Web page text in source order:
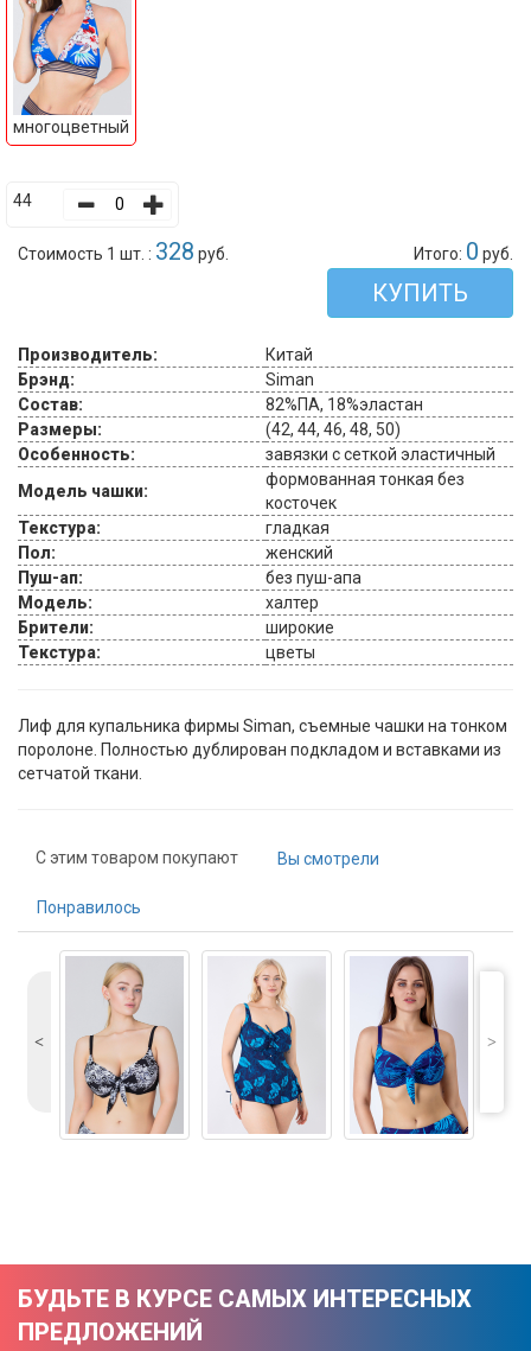
многоцветный
44
Стоимость 1 шт. : 328 руб. Итого: 0 руб.
КУПИТЬ
Производитель:
Китай
Брэнд:
Siman
Состав:
82%ПА, 18%эластан
Размеры:
(42, 44, 46, 48, 50)
Особенность:
завязки с сеткой эластичный
Модель чашки:
формованная тонкая без
косточек
Текстура:
гладкая
Пол:
женский
Пуш-ап:
без пуш-апа
Модель:
халтер
Брители:
широкие
Текстура:
цветы
Лиф для купальника фирмы Siman, съемные чашки на тонком
поролоне. Полностью дублирован подкладом и вставками из
сетчатой ткани.
С этим товаром покупают Вы смотрели
Понравилось
˂ ˃
БУДЬТЕ В КУРСЕ САМЫХ ИНТЕРЕСНЫХ
ПРЕДЛОЖЕНИЙ